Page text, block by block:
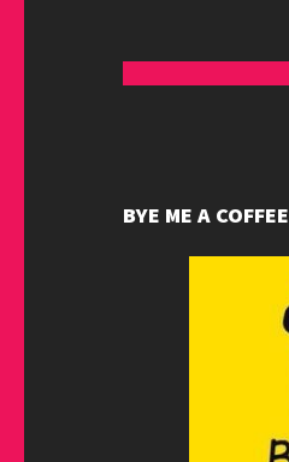
BYE ME A COFFEE